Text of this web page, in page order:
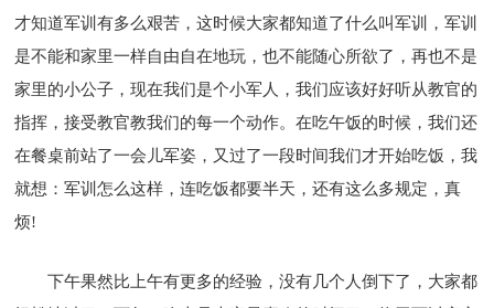
才知道军训有多么艰苦，这时候大家都知道了什么叫军训，军训
是不能和家里一样自由自在地玩，也不能随心所欲了，再也不是
家里的小公子，现在我们是个小军人，我们应该好好听从教官的
指挥，接受教官教我们的每一个动作。在吃午饭的时候，我们还
在餐桌前站了一会儿军姿，又过了一段时间我们才开始吃饭，我
就想：军训怎么这样，连吃饭都要半天，还有这么多规定，真
烦!
下午果然比上午有更多的经验，没有几个人倒下了，大家都